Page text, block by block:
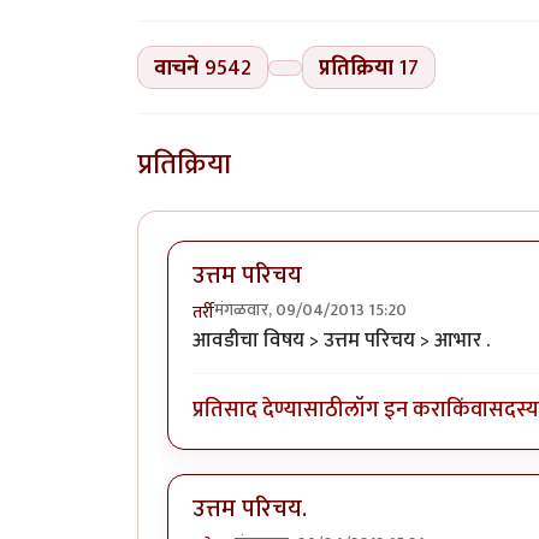
वाचने 9542 प्रतिक्रिया17
प्रतिक्रिया
उत्तम परिचय
तर्रीमंगळवार, 09/04/2013 15:20
आवडीचा विषय > उत्तम परिचय > आभार .
प्रतिसाद देण्यासाठीलॉग इन कराकिंवासदस्य
उत्तम परिचय.